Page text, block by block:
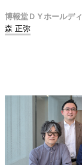
博報堂ＤＹホールデ
森 正弥